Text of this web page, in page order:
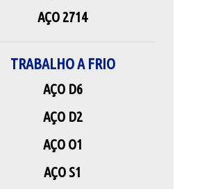
AÇO 2714
TRABALHO A FRIO
AÇO D6
AÇO D2
AÇO O1
AÇO S1